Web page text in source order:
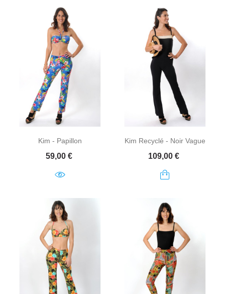
Kim - Papillon
Prix
59,00 €
Kim Recyclé - Noir Vague
Prix
109,00 €